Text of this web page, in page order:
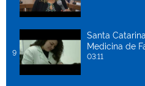
9
Santa
Medicina de
03:11